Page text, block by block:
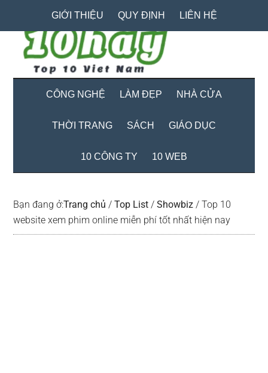
content
secondary
menu
primary
sidebar
GIỚI THIỆU QUY ĐỊNH LIÊN HỆ
CÔNG NGHỆ LÀM ĐẸP NHÀ CỬA
THỜI TRANG SÁCH GIÁO DỤC
10 CÔNG TY 10 WEB
Bạn đang ở:Trang chủ / Top List / Showbiz / Top 10
website xem phim online miễn phí tốt nhất hiện nay